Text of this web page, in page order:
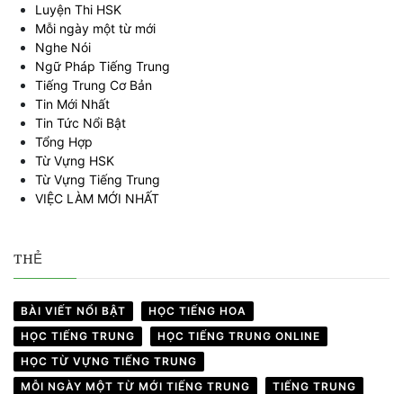
Luyện Thi HSK
Mỗi ngày một từ mới
Nghe Nói
Ngữ Pháp Tiếng Trung
Tiếng Trung Cơ Bản
Tin Mới Nhất
Tin Tức Nổi Bật
Tổng Hợp
Từ Vựng HSK
Từ Vựng Tiếng Trung
VIỆC LÀM MỚI NHẤT
THẺ
BÀI VIẾT NỔI BẬT
HỌC TIẾNG HOA
HỌC TIẾNG TRUNG
HỌC TIẾNG TRUNG ONLINE
HỌC TỪ VỰNG TIẾNG TRUNG
MỖI NGÀY MỘT TỪ MỚI TIẾNG TRUNG
TIẾNG TRUNG